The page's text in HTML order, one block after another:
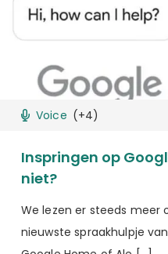
Voice (+4)
Inspringen op
niet?
We lezen er steeds meer
nieuwste spraakhulpje